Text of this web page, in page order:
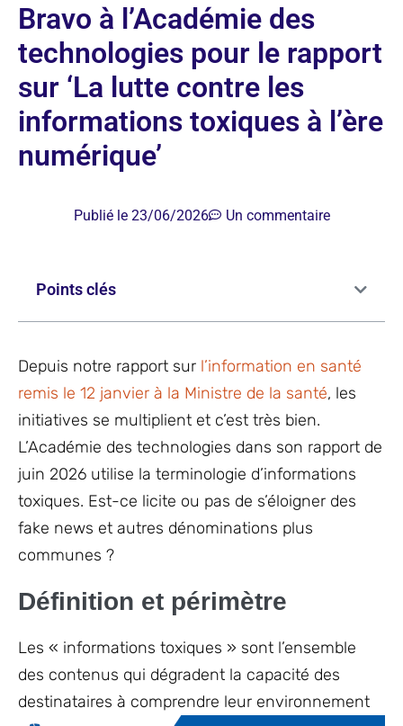
Bravo à l’Académie des
technologies pour le rapport
sur ‘La lutte contre les
informations toxiques à l’ère
numérique’
Publié le 23/06/2026 Un commentaire
Points clés
Depuis notre rapport sur l’information en santé
remis le 12 janvier à la Ministre de la santé, les
initiatives se multiplient et c’est très bien.
L’Académie des technologies dans son rapport de
juin 2026 utilise la terminologie d’informations
toxiques. Est-ce licite ou pas de s’éloigner des
fake news et autres dénominations plus
communes ?
Définition et périmètre
Les « informations toxiques » sont l’ensemble
des contenus qui dégradent la capacité des
destinataires à comprendre leur environnement